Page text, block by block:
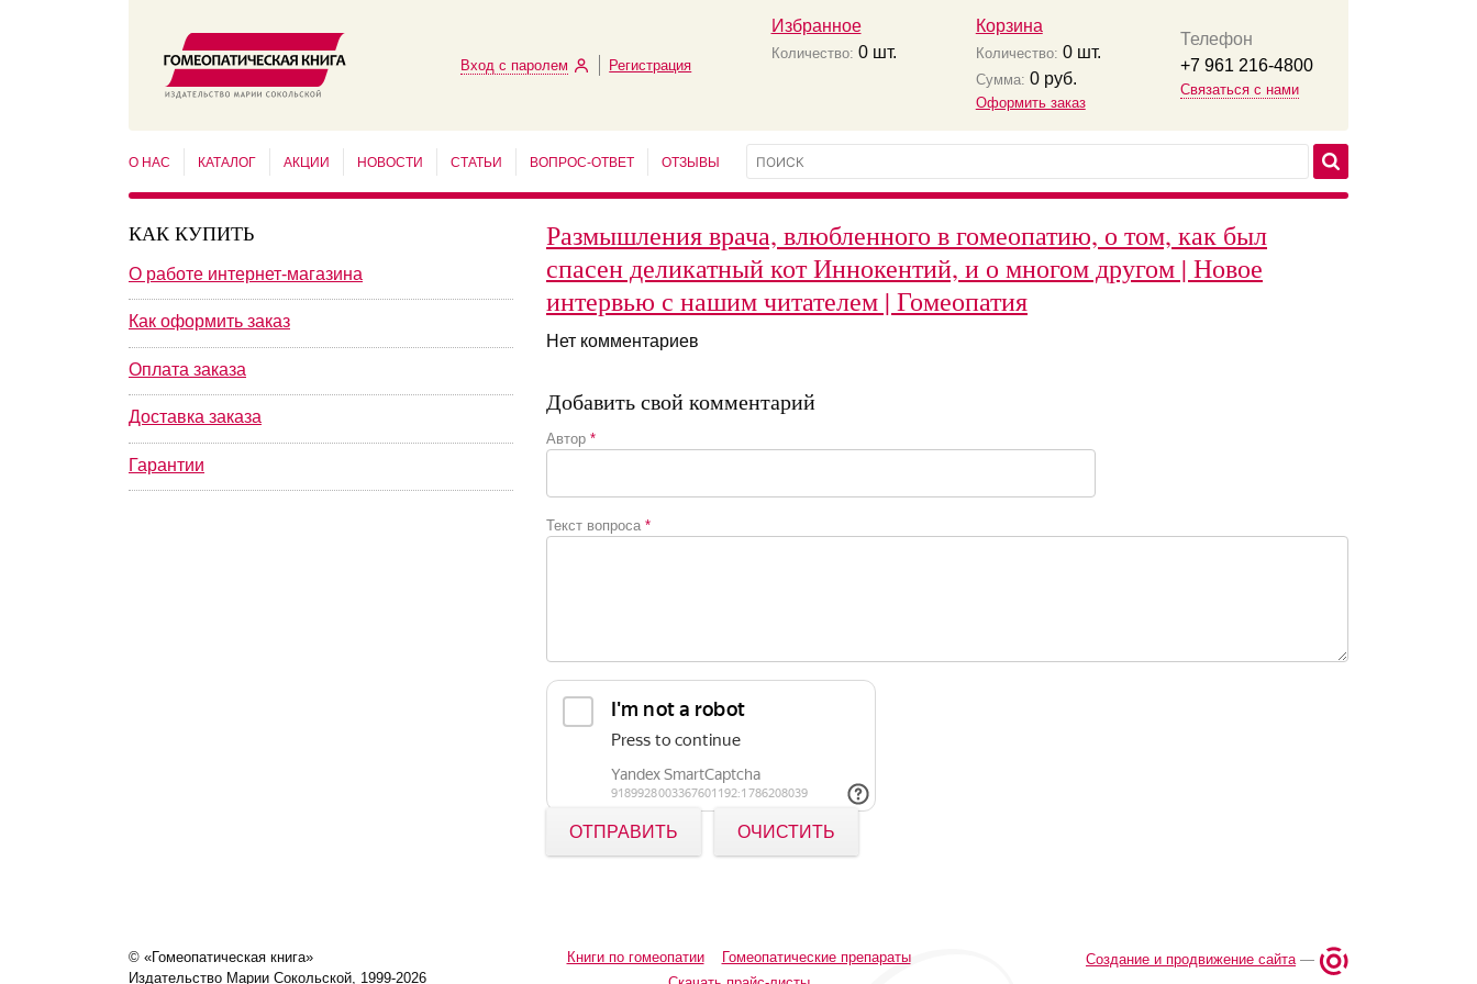
Вход с паролем Регистрация
Избранное
Количество: 0шт.
Корзина
Количество: 0шт.
Сумма: 0руб.
Оформить заказ
Телефон
+7 961 216-4800
Связаться с нами
О НАС КАТАЛОГ АКЦИИ НОВОСТИ СТАТЬИ ВОПРОС-ОТВЕТ ОТЗЫВЫ
КАК КУПИТЬ
О работе интернет-магазина
Как оформить заказ
Оплата заказа
Доставка заказа
Гарантии
Размышления врача, влюбленного в гомеопатию, о том, как был
спасен деликатный кот Иннокентий, и о многом другом | Новое
интервью с нашим читателем | Гомеопатия
Нет комментариев
Добавить свой комментарий
Автор *
Текст вопроса *
ОТПРАВИТЬ ОЧИСТИТЬ
© «Гомеопатическая книга»
Издательство Марии Сокольской, 1999-2026
Книги по гомеопатии
Гомеопатические препараты
Создание и продвижение сайта—